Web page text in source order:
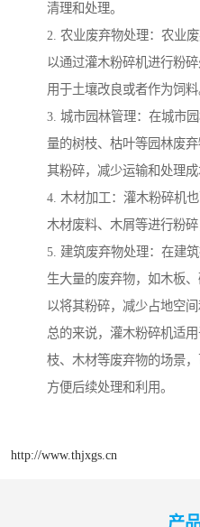
清理和处理。
2. 农业废弃物处理：农业
以通过灌木粉碎机进行粉
用于土壤改良或者作为饲料
3. 城市园林管理：在城市
量的树枝、枯叶等园林废
其粉碎，减少运输和处理成
4. 木材加工：灌木粉碎机
木材废料、木屑等进行粉碎
5. 建筑废弃物处理：在建
生大量的废弃物，如木板
以将其粉碎，减少占地空间
总的来说，灌木粉碎机适
枝、木材等废弃物的场景
方便后续处理和利用。
http://www.thjxgs.cn
产